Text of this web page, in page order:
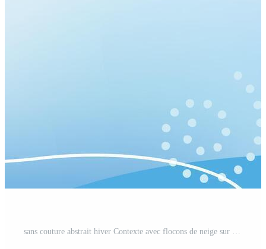
sans couture abstrait hiver Contexte avec flocons de neige sur une bleu Contexte. horizontalement répétable. Vecteur Gratuit